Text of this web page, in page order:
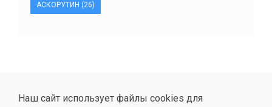
АСКОРУТИН (26)
Наш сайт использует файлы cookies для